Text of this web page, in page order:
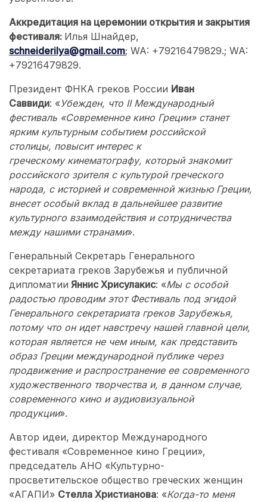
Аккредитация на церемонии открытия и закрытия
фестиваля: Илья Шнайдер,
schneiderilya@gmail.com; WA: +79216479829.; WA:
+79216479829.
Президент ФНКА греков России Иван
Саввиди: «Убежден, что II Международный
фестиваль «Современное кино Греции» станет
ярким культурным событием российской
столицы, повысит интерес к
греческому кинематографу, который знакомит
российского зрителя с культурой греческого
народа, с историей и современной жизнью Греции,
внесет особый вклад в дальнейшее развитие
культурного взаимодействия и сотрудничества
между нашими странами».
Генеральный Секретарь Генерального
секретариата греков Зарубежья и публичной
дипломатии Яннис Хрисулакис: «Мы с особой
радостью проводим этот Фестиваль под эгидой
Генерального секретариата греков Зарубежья,
потому что он идет навстречу нашей главной цели,
которая является не чем иным, как представить
образ Греции международной публике через
продвижение и распространение ее современного
художественного творчества и, в данном случае,
современного кино и аудиовизуальной
продукции».
Автор идеи, директор Международного
фестиваля «Современное кино Греции»,
председатель АНО «Культурно-
просветительское общество греческих женщин
«АГАПИ» Стелла Христианова: «Когда-то меня